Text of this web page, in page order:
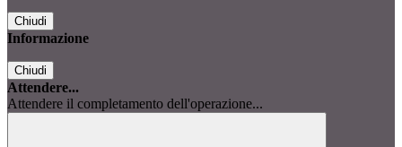
Chiudi
Informazione
Chiudi
Attendere...
Attendere il completamento dell'operazione...